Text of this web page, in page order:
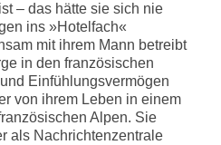
– das hätte sie sich nie
ins »Hotelfach«
mit ihrem Mann betreibt
in den französischen
Einfühlungsvermögen
von ihrem Leben in einem
Alpen. Sie
als Nachrichtenzentrale